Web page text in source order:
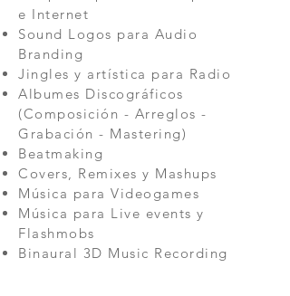
e Internet
Sound Logos para Audio
Branding
Jingles y artística para Radio
Albumes Discográficos
(Composición - Arreglos -
Grabación - Mastering)
Beatmaking
Covers, Remixes y Mashups
Música para Videogames
Música para Live events y
Flashmobs
Binaural 3D Music Recording